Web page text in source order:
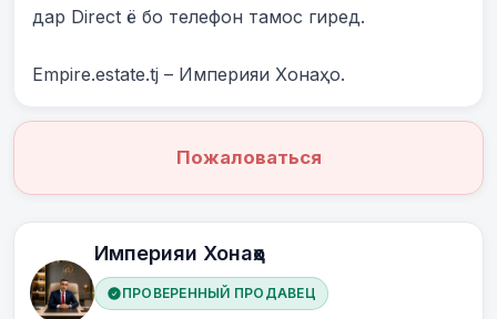
дар Direct ё бо телефон тамос гиред.
Empire.estate.tj – Империяи Хонаҳо.
Пожаловаться
Империяи Хонаҳо
ПРОВЕРЕННЫЙ ПРОДАВЕЦ